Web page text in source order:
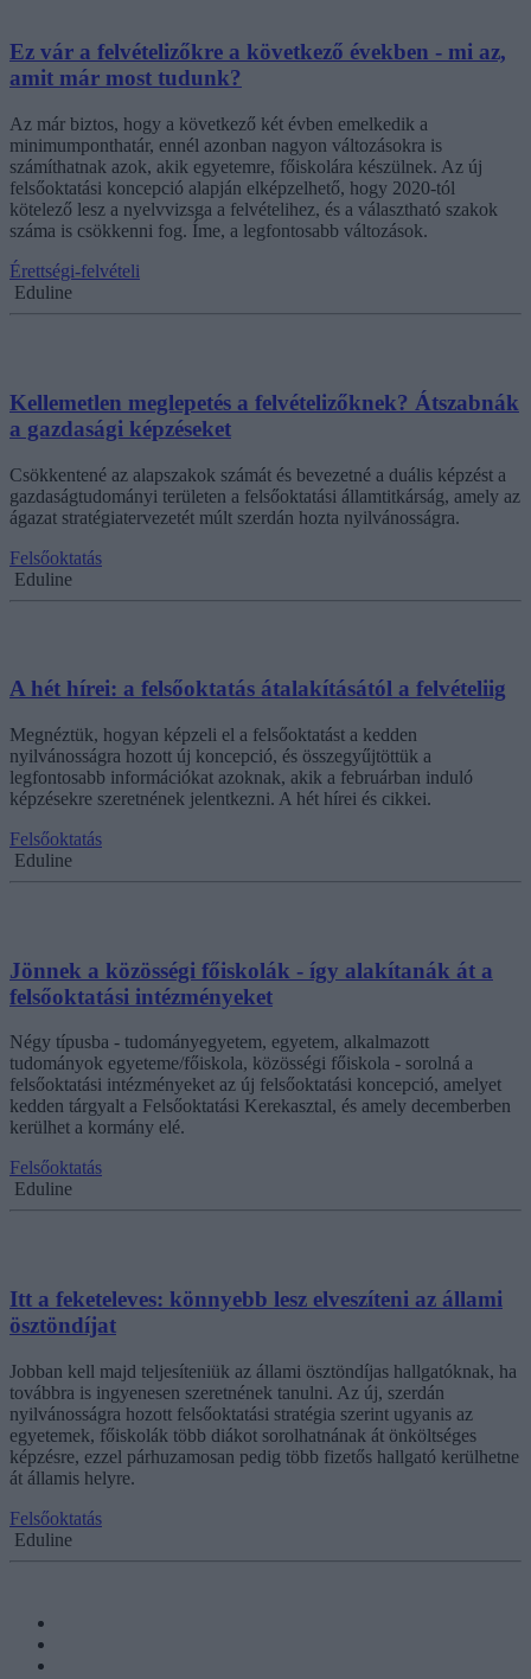
Ez vár a felvételizőkre a következő években - mi az,
amit már most tudunk?
Az már biztos, hogy a következő két évben emelkedik a
minimumponthatár, ennél azonban nagyon változásokra is
számíthatnak azok, akik egyetemre, főiskolára készülnek. Az új
felsőoktatási koncepció alapján elképzelhető, hogy 2020-tól
kötelező lesz a nyelvvizsga a felvételihez, és a választható szakok
száma is csökkenni fog. Íme, a legfontosabb változások.
Érettségi-felvételi
Eduline
Kellemetlen meglepetés a felvételizőknek? Átszabnák
a gazdasági képzéseket
Csökkentené az alapszakok számát és bevezetné a duális képzést a
gazdaságtudományi területen a felsőoktatási államtitkárság, amely az
ágazat stratégiatervezetét múlt szerdán hozta nyilvánosságra.
Felsőoktatás
Eduline
A hét hírei: a felsőoktatás átalakításától a felvételiig
Megnéztük, hogyan képzeli el a felsőoktatást a kedden
nyilvánosságra hozott új koncepció, és összegyűjtöttük a
legfontosabb információkat azoknak, akik a februárban induló
képzésekre szeretnének jelentkezni. A hét hírei és cikkei.
Felsőoktatás
Eduline
Jönnek a közösségi főiskolák - így alakítanák át a
felsőoktatási intézményeket
Négy típusba - tudományegyetem, egyetem, alkalmazott
tudományok egyeteme/főiskola, közösségi főiskola - sorolná a
felsőoktatási intézményeket az új felsőoktatási koncepció, amelyet
kedden tárgyalt a Felsőoktatási Kerekasztal, és amely decemberben
kerülhet a kormány elé.
Felsőoktatás
Eduline
Itt a feketeleves: könnyebb lesz elveszíteni az állami
ösztöndíjat
Jobban kell majd teljesíteniük az állami ösztöndíjas hallgatóknak, ha
továbbra is ingyenesen szeretnének tanulni. Az új, szerdán
nyilvánosságra hozott felsőoktatási stratégia szerint ugyanis az
egyetemek, főiskolák több diákot sorolhatnának át önköltséges
képzésre, ezzel párhuzamosan pedig több fizetős hallgató kerülhetne
át államis helyre.
Felsőoktatás
Eduline